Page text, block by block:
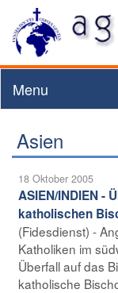
Menu
Asien
18 Oktober 2005
ASIEN/INDIEN -
katholischen
(Fidesdienst) -
Katholiken im
Überfall auf das
katholische